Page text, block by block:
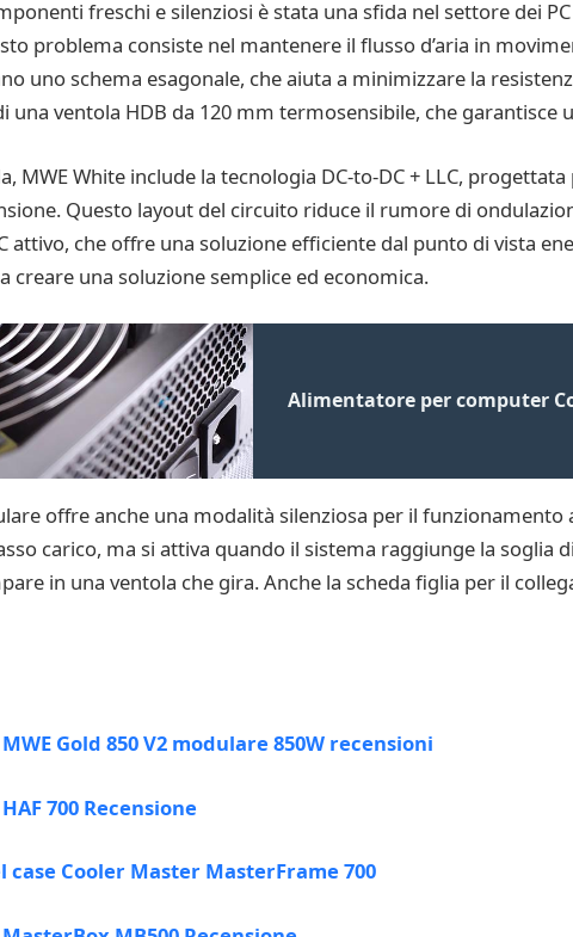
freschi e silenziosi è stata una sfida nel settore dei
problema consiste nel mantenere il flusso d’aria in
uno schema esagonale, che aiuta a minimizzare la
una ventola HDB da 120 mm termosensibile, che
MWE White include la tecnologia DC-to-DC + LLC,
Questo layout del circuito riduce il rumore di
attivo, che offre una soluzione efficiente dal punto di vista
creare una soluzione semplice ed economica.
Alimentatore per computer
offre anche una modalità silenziosa per il
carico, ma si attiva quando il sistema raggiunge la soglia
in una ventola che gira. Anche la scheda figlia per il
Gold 850 V2 modulare 850W recensioni
700 Recensione
case Cooler Master MasterFrame 700